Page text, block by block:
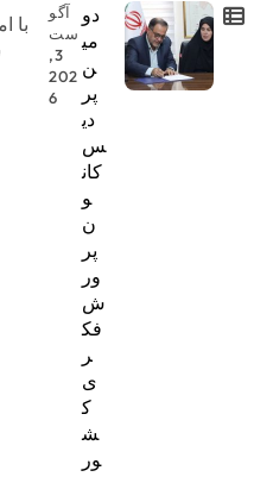
دو
می
ن
پر
دی
س
کان
و
ن
پر
ور
ش
فک
ر
ی
ک
ش
ور
آگو
ست
3,
202
6
با